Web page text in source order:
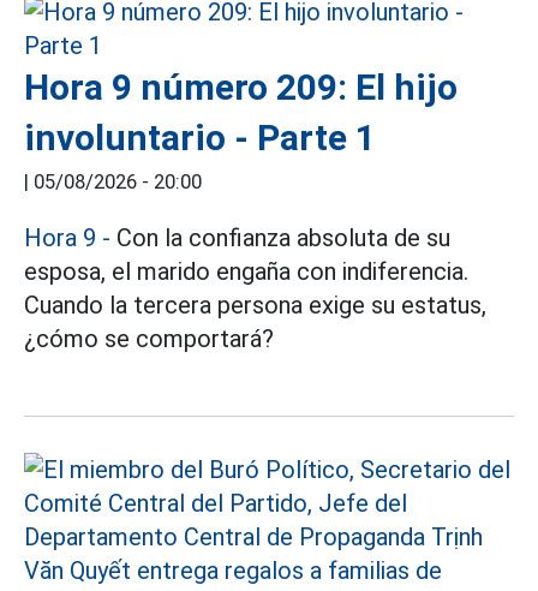
Hora 9 número 209: El hijo
involuntario - Parte 1
| 05/08/2026 - 20:00
Hora 9 - Con la confianza absoluta de su
esposa, el marido engaña con indiferencia.
Cuando la tercera persona exige su estatus,
¿cómo se comportará?